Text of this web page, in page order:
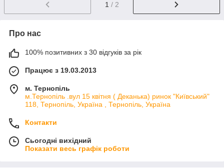
1 / 2
Про нас
100% позитивних з 30 відгуків за рік
Працює з 19.03.2013
м. Тернопіль
м.Тернопіль .вул 15 квітня ( Деканька) ринок "Київський"
118, Тернопіль, Україна , Тернопіль, Україна
Контакти
Сьогодні вихідний
Показати весь графік роботи